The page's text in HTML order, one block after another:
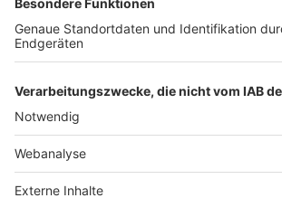
Nutzungsbedingungen Datenschutz